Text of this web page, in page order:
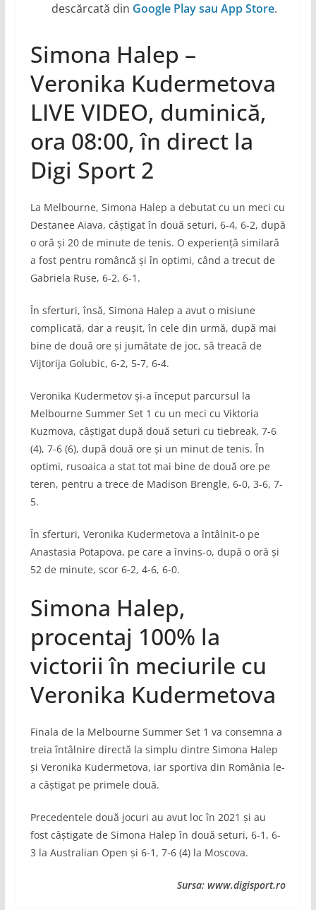
descărcată din Google Play sau App Store.
Simona Halep –
Veronika Kudermetova
LIVE VIDEO, duminică,
ora 08:00, în direct la
Digi Sport 2
La Melbourne, Simona Halep a debutat cu un meci cu
Destanee Aiava, câștigat în două seturi, 6-4, 6-2, după
o oră și 20 de minute de tenis. O experiență similară
a fost pentru româncă și în optimi, când a trecut de
Gabriela Ruse, 6-2, 6-1.
În sferturi, însă, Simona Halep a avut o misiune
complicată, dar a reușit, în cele din urmă, după mai
bine de două ore și jumătate de joc, să treacă de
Vijtorija Golubic, 6-2, 5-7, 6-4.
Veronika Kudermetov și-a început parcursul la
Melbourne Summer Set 1 cu un meci cu Viktoria
Kuzmova, câștigat după două seturi cu tiebreak, 7-6
(4), 7-6 (6), după două ore și un minut de tenis. În
optimi, rusoaica a stat tot mai bine de două ore pe
teren, pentru a trece de Madison Brengle, 6-0, 3-6, 7-
5.
În sferturi, Veronika Kudermetova a întâlnit-o pe
Anastasia Potapova, pe care a învins-o, după o oră și
52 de minute, scor 6-2, 4-6, 6-0.
Simona Halep,
procentaj 100% la
victorii în meciurile cu
Veronika Kudermetova
Finala de la Melbourne Summer Set 1 va consemna a
treia întâlnire directă la simplu dintre Simona Halep
și Veronika Kudermetova, iar sportiva din România le-
a câștigat pe primele două.
Precedentele două jocuri au avut loc în 2021 și au
fost câștigate de Simona Halep în două seturi, 6-1, 6-
3 la Australian Open și 6-1, 7-6 (4) la Moscova.
Sursa: www.digisport.ro